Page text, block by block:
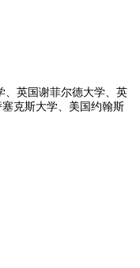
、英国谢菲尔德大学、英
克斯大学、美国约翰斯